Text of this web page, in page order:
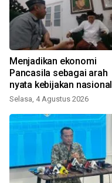
Menjadikan ekonomi
Pancasila sebagai arah
nyata kebijakan nasional
Selasa, 4 Agustus 2026